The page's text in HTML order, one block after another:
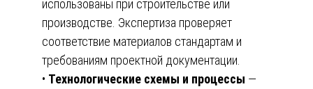
использованы при строительстве или
производстве. Экспертиза проверяет
соответствие материалов стандартам и
требованиям проектной документации.
• Технологические схемы и процессы —